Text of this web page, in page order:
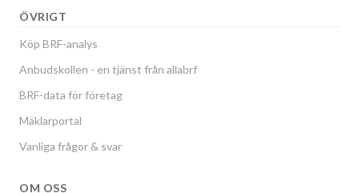
ÖVRIGT
Köp BRF-analys
Anbudskollen - en tjänst från allabrf
BRF-data för företag
Mäklarportal
Vanliga frågor & svar
OM OSS